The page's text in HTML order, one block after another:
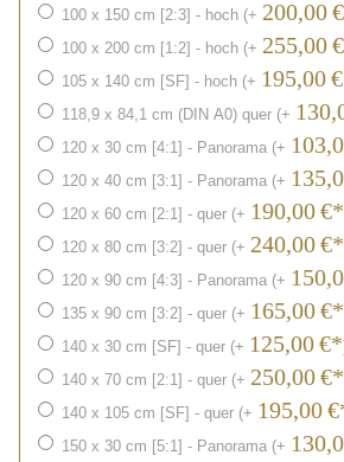
100 x 150 cm [2:3] - hoch (+ 200,00
100 x 200 cm [1:2] - hoch (+ 255,00
105 x 140 cm [SF] - hoch (+ 195,00
118,9 x 84,1 cm (DIN A0) quer (+
120 x 30 cm [4:1] - Panorama (+
120 x 40 cm [3:1] - Panorama (+
120 x 60 cm [2:1] - quer (+ 190,00€*
120 x 80 cm [3:2] - quer (+ 240,00€*
120 x 90 cm [4:3] - Panorama (+
135 x 90 cm [3:2] - quer (+ 165,00€*
140 x 30 cm [SF] - quer (+ 125,00€*
140 x 70 cm [2:1] - quer (+ 250,00€*
140 x 105 cm [SF] - quer (+ 195,00
150 x 30 cm [5:1] - Panorama (+